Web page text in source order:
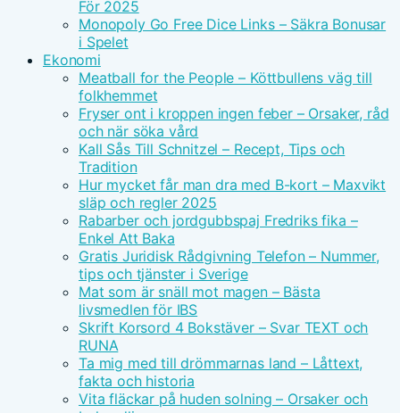
För 2025
Monopoly Go Free Dice Links – Säkra Bonusar
i Spelet
Ekonomi
Meatball for the People – Köttbullens väg till
folkhemmet
Fryser ont i kroppen ingen feber – Orsaker, råd
och när söka vård
Kall Sås Till Schnitzel – Recept, Tips och
Tradition
Hur mycket får man dra med B-kort – Maxvikt
släp och regler 2025
Rabarber och jordgubbspaj Fredriks fika –
Enkel Att Baka
Gratis Juridisk Rådgivning Telefon – Nummer,
tips och tjänster i Sverige
Mat som är snäll mot magen – Bästa
livsmedlen för IBS
Skrift Korsord 4 Bokstäver – Svar TEXT och
RUNA
Ta mig med till drömmarnas land – Låttext,
fakta och historia
Vita fläckar på huden solning – Orsaker och